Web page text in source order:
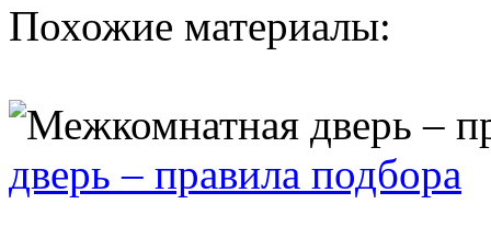
Похожие материалы:
дверь – правила подбора